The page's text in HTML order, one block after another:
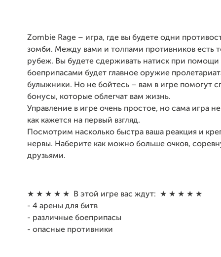
Zombie Rage – игра, где вы будете одни
зомби. Между вами и толпами противников есть
рубеж. Вы будете сдерживать натиск при помощи
боеприпасами будет главное оружие
булыжники. Но не бойтесь – вам в игре помогут
бонусы, которые облегчат вам жизнь.
Управление в игре очень простое, но сама игра
как кажется на первый взгляд.
Посмотрим насколько быстра ваша реакция и
нервы. Наберите как можно больше очков,
друзьями.
★ ★ ★ ★ ★ В этой игре вас ждут: ★ ★ ★ ★ ★
- 4 арены для битв
- различные боеприпасы
- опасные противники